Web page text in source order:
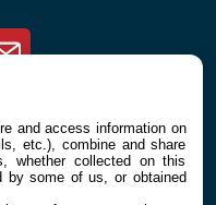
Newsletter
and access information on
etc.), combine and share
whether collected on this
by some of us, or obtained